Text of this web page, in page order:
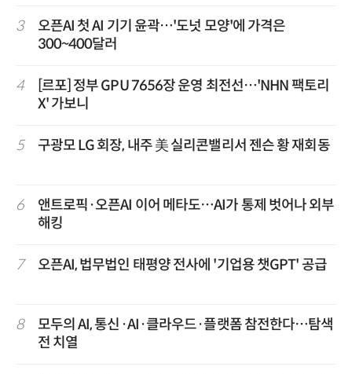
3
오픈AI 첫 AI 기기 윤곽…'도넛 모양'에 가격은
300~400달러
4
[르포] 정부 GPU 7656장 운영 최전선…'NHN 팩토리
X' 가보니
5 구광모 LG 회장, 내주 美 실리콘밸리서 젠슨 황 재회동
6
앤트로픽·오픈AI 이어 메타도…AI가 통제 벗어나 외부
해킹
7 오픈AI, 법무법인 태평양 전사에 '기업용 챗GPT' 공급
8
모두의 AI, 통신·AI·클라우드·플랫폼 참전한다…탐색
전 치열